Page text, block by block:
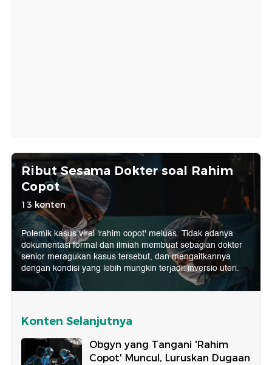
Ribut Sesama Dokter soal Rahim
Copot
13 konten
Polemik kasus viral 'rahim copot' meluas. Tidak adanya
dokumentasi formal dan ilmiah membuat sebagian dokter
senior meragukan kasus tersebut, dan mengaitkannya
dengan kondisi yang lebih mungkin terjadi: inversio uteri.
Konten Selanjutnya
Obgyn yang Tangani 'Rahim
Copot' Muncul, Luruskan Dugaan